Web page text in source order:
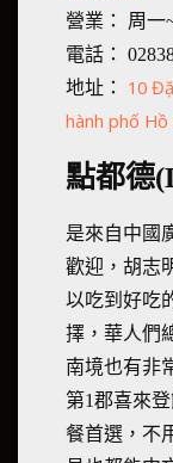
營業： 周一
電話：
地址： 10
hành phố Hồ
點都德
是來自中國
歡迎，胡志
以吃到好吃
擇，華人們
南境也有非
第1郡喜來
餐首選，不